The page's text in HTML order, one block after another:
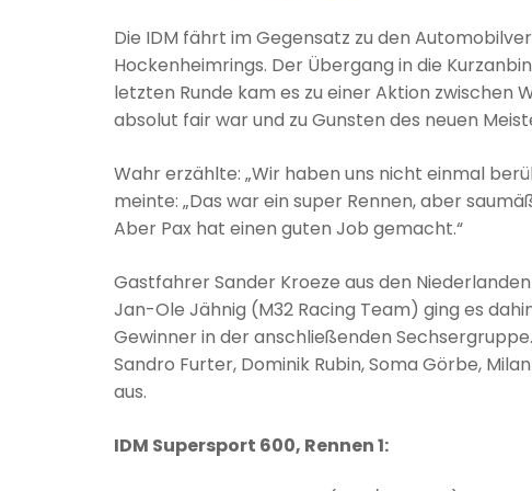
Die IDM fährt im Gegensatz zu den
Hockenheimrings. Der Übergang in die
letzten Runde kam es zu einer Aktion zwischen
absolut fair war und zu Gunsten des neuen
Wahr erzählte: „Wir haben uns nicht einmal
meinte: „Das war ein super Rennen, aber
Aber Pax hat einen guten Job gemacht.“
Gastfahrer Sander Kroeze aus den
Jan-Ole Jähnig (M32 Racing Team) ging es
Gewinner in der anschließenden Sechsergruppe.
Sandro Furter, Dominik Rubin, Soma Görbe,
aus.
IDM Supersport 600, Rennen 1: